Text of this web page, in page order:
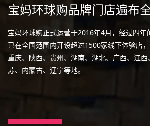
宝妈环球购品牌门店遍布
宝妈环球购正式运营于2016年4月，经过四年
已在全国范围内开设超过1500家线下体验店，
重庆、陕西、贵州、湖南、湖北、广西、江西
苏、内蒙古、辽宁等地。